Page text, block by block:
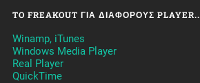
TO FREAKOUT ΓΙΑ ΔΙΆΦΟΡΟΥΣ PLAYER..
Winamp, iTunes
Windows Media Player
Real Player
QuickTime